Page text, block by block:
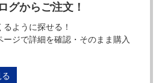
グからご注文！
ように探せる！
ジで詳細を確認・そのまま購入